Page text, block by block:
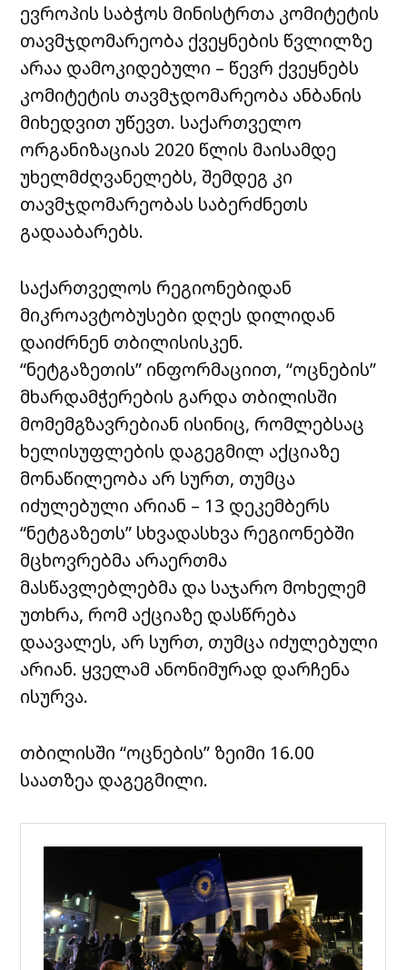
ევროპის საბჭოს მინისტრთა კომიტეტის
თავმჯდომარეობა ქვეყნების წვლილზე
არაა დამოკიდებული – წევრ ქვეყნებს
კომიტეტის თავმჯდომარეობა ანბანის
მიხედვით უწევთ. საქართველო
ორგანიზაციას 2020 წლის მაისამდე
უხელმძღვანელებს, შემდეგ კი
თავმჯდომარეობას საბერძნეთს
გადააბარებს.
საქართველოს რეგიონებიდან
მიკროავტობუსები დღეს დილიდან
დაიძრნენ თბილისისკენ.
“ნეტგაზეთის” ინფორმაციით, “ოცნების”
მხარდამჭერების გარდა თბილისში
მომემგზავრებიან ისინიც, რომლებსაც
ხელისუფლების დაგეგმილ აქციაზე
მონაწილეობა არ სურთ, თუმცა
იძულებული არიან – 13 დეკემბერს
“ნეტგაზეთს” სხვადასხვა რეგიონებში
მცხოვრებმა არაერთმა
მასწავლებლებმა და საჯარო მოხელემ
უთხრა, რომ აქციაზე დასწრება
დაავალეს, არ სურთ, თუმცა იძულებული
არიან. ყველამ ანონიმურად დარჩენა
ისურვა.
თბილისში “ოცნების” ზეიმი 16.00
საათზეა დაგეგმილი.